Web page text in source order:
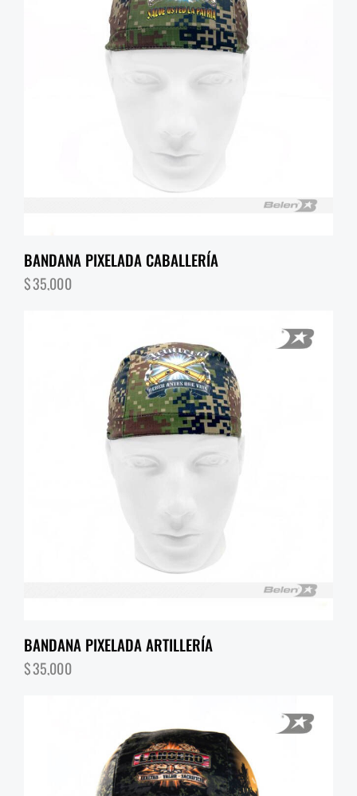
BANDANA PIXELADA CABALLERÍA
$35,000
BANDANA PIXELADA ARTILLERÍA
$35,000